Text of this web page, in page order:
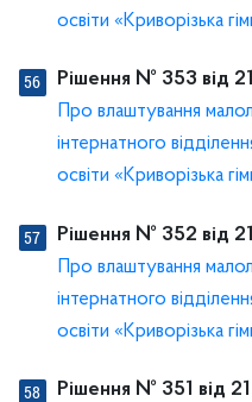
освіти «Криворізька
Рішення № 353 від
Про влаштування
інтернатного
освіти «Криворізька
Рішення № 352 від
Про влаштування
інтернатного
освіти «Криворізька
Рішення № 351 від